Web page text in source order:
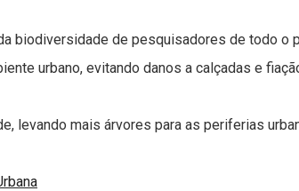
biodiversidade de pesquisadores de todo o
urbano, evitando danos a calçadas e
levando mais árvores para as periferias